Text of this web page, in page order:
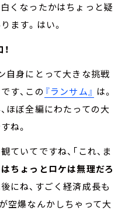
くなったかはちょっと疑
ます。はい。
自身にとって大きな挑戦
す、この 『ランサム』 は。
ほぼ全編にわたっての大
ね。
ていてですね、「これ、ま
ちょっとロケは無理だろ
にね、すごく経済成長も
空爆なんかしちゃって大